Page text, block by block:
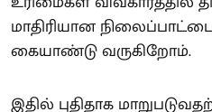
மாதிரியான
கையாண்டு வருகிறோம்.
இதில் புதிதாக